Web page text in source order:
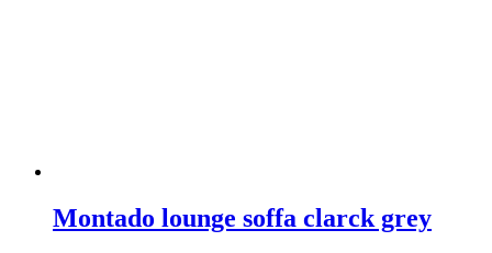
Montado lounge soffa clarck grey